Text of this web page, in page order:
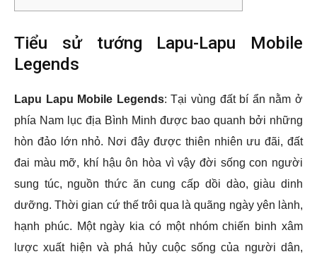
Tiểu sử tướng Lapu-Lapu Mobile
Legends
Lapu Lapu Mobile Legends: Tại vùng đất bí ẩn nằm ở
phía Nam lục địa Bình Minh được bao quanh bởi những
hòn đảo lớn nhỏ. Nơi đây được thiên nhiên ưu đãi, đất
đai màu mỡ, khí hậu ôn hòa vì vậy đời sống con người
sung túc, nguồn thức ăn cung cấp dồi dào, giàu dinh
dưỡng. Thời gian cứ thế trôi qua là quãng ngày yên lành,
hạnh phúc. Một ngày kia có một nhóm chiến binh xâm
lược xuất hiện và phá hủy cuộc sống của người dân,